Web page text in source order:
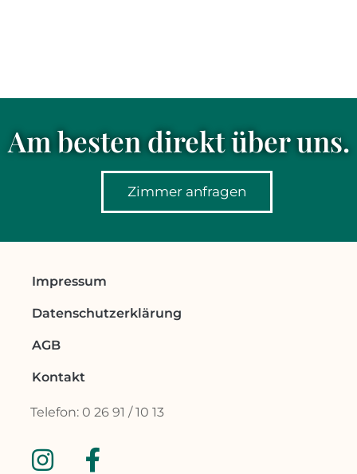
Am besten direkt über uns.
Zimmer anfragen
Impressum
Datenschutzerklärung
AGB
Kontakt
Telefon: 0 26 91 / 10 13